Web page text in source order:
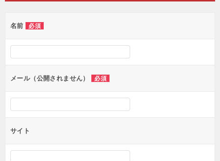
ー
シ
ョ
ン
名前 必須
メール（公開されません） 必須
サイト